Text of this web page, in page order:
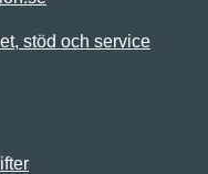
stöd och service